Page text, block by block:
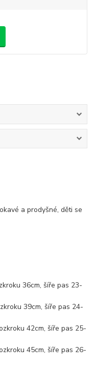
a prodyšné, děti se
36cm, šíře pas 23-
39cm, šíře pas 24-
42cm, šíře pas 25-
45cm, šíře pas 26-